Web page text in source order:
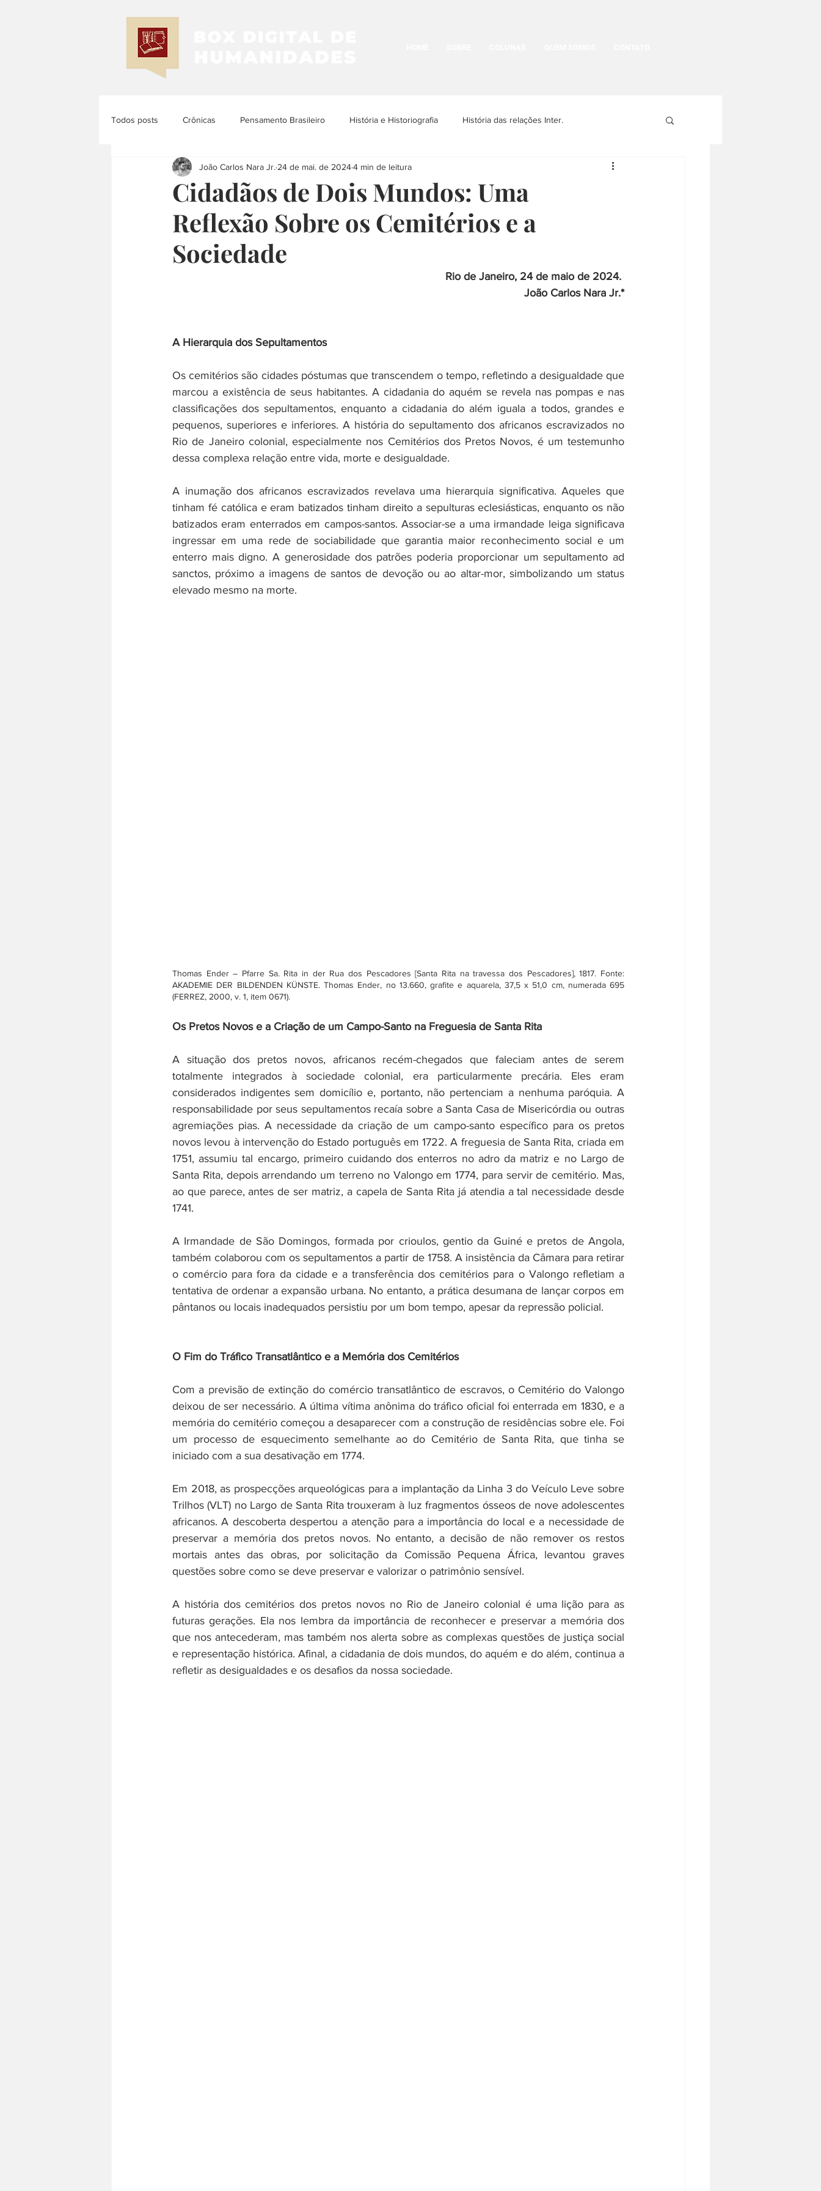
Todos posts Crônicas Pensamento Brasileiro História e Historiografia História das relações Inter.
Memória e História História dos Povos Indígenas História e Cultura LGBTQIA+
História das Mulheres e dos Femi... História Urbana História das Religiões História das Imagens
História Latinoamericana História da Arquitetura
Cidadãos de Dois Mundos: Uma
Reflexão Sobre os Cemitérios e a
Sociedade
João Carlos Nara Jr. 24 de mai. de 20244 min de leitura
Rio de Janeiro, 24 de maio de 2024.
João Carlos Nara Jr.*
A Hierarquia dos Sepultamentos
Os cemitérios são cidades póstumas que transcendem o tempo, refletindo a desigualdade que
marcou a existência de seus habitantes. A cidadania do aquém se revela nas pompas e nas
classificações dos sepultamentos, enquanto a cidadania do além iguala a todos, grandes e
pequenos, superiores e inferiores. A história do sepultamento dos africanos escravizados no
Rio de Janeiro colonial, especialmente nos Cemitérios dos Pretos Novos, é um testemunho
dessa complexa relação entre vida, morte e desigualdade.
A inumação dos africanos escravizados revelava uma hierarquia significativa. Aqueles que
tinham fé católica e eram batizados tinham direito a sepulturas eclesiásticas, enquanto os não
batizados eram enterrados em campos-santos. Associar-se a uma irmandade leiga significava
ingressar em uma rede de sociabilidade que garantia maior reconhecimento social e um
enterro mais digno. A generosidade dos patrões poderia proporcionar um sepultamento ad
sanctos, próximo a imagens de santos de devoção ou ao altar-mor, simbolizando um status
elevado mesmo na morte.
Thomas Ender – Pfarre Sa. Rita in der Rua dos Pescadores [Santa Rita na travessa dos Pescadores], 1817. Fonte:
AKADEMIE DER BILDENDEN KÜNSTE. Thomas Ender, no 13.660, grafite e aquarela, 37,5 x 51,0 cm, numerada 695
(FERREZ, 2000, v. 1, item 0671).
Os Pretos Novos e a Criação de um Campo-Santo na Freguesia de Santa Rita
A situação dos pretos novos, africanos recém-chegados que faleciam antes de serem
totalmente integrados à sociedade colonial, era particularmente precária. Eles eram
considerados indigentes sem domicílio e, portanto, não pertenciam a nenhuma paróquia. A
responsabilidade por seus sepultamentos recaía sobre a Santa Casa de Misericórdia ou outras
agremiações pias. A necessidade da criação de um campo-santo específico para os pretos
novos levou à intervenção do Estado português em 1722. A freguesia de Santa Rita, criada em
1751, assumiu tal encargo, primeiro cuidando dos enterros no adro da matriz e no Largo de
Santa Rita, depois arrendando um terreno no Valongo em 1774, para servir de cemitério. Mas,
ao que parece, antes de ser matriz, a capela de Santa Rita já atendia a tal necessidade desde
1741.
A Irmandade de São Domingos, formada por crioulos, gentio da Guiné e pretos de Angola,
também colaborou com os sepultamentos a partir de 1758. A insistência da Câmara para retirar
o comércio para fora da cidade e a transferência dos cemitérios para o Valongo refletiam a
tentativa de ordenar a expansão urbana. No entanto, a prática desumana de lançar corpos em
pântanos ou locais inadequados persistiu por um bom tempo, apesar da repressão policial.
O Fim do Tráfico Transatlântico e a Memória dos Cemitérios
Com a previsão de extinção do comércio transatlântico de escravos, o Cemitério do Valongo
deixou de ser necessário. A última vítima anônima do tráfico oficial foi enterrada em 1830, e a
memória do cemitério começou a desaparecer com a construção de residências sobre ele. Foi
um processo de esquecimento semelhante ao do Cemitério de Santa Rita, que tinha se
iniciado com a sua desativação em 1774.
Em 2018, as prospecções arqueológicas para a implantação da Linha 3 do Veículo Leve sobre
Trilhos (VLT) no Largo de Santa Rita trouxeram à luz fragmentos ósseos de nove adolescentes
africanos. A descoberta despertou a atenção para a importância do local e a necessidade de
preservar a memória dos pretos novos. No entanto, a decisão de não remover os restos
mortais antes das obras, por solicitação da Comissão Pequena África, levantou graves
questões sobre como se deve preservar e valorizar o patrimônio sensível.
A história dos cemitérios dos pretos novos no Rio de Janeiro colonial é uma lição para as
futuras gerações. Ela nos lembra da importância de reconhecer e preservar a memória dos
que nos antecederam, mas também nos alerta sobre as complexas questões de justiça social
e representação histórica. Afinal, a cidadania de dois mundos, do aquém e do além, continua a
refletir as desigualdades e os desafios da nossa sociedade.